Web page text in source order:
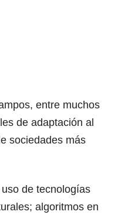
entre muchos
de adaptación al
sociedades más
de tecnologías
algoritmos en